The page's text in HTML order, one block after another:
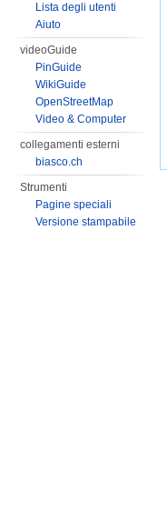
Lista degli utenti
Aiuto
videoGuide
PinGuide
WikiGuide
OpenStreetMap
Video & Computer
collegamenti esterni
biasco.ch
Strumenti
Pagine speciali
Versione stampabile